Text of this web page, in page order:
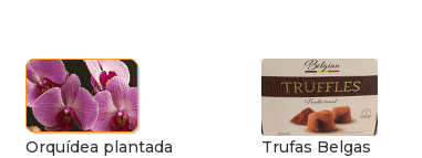
Orquídea plantada Trufas Belgas